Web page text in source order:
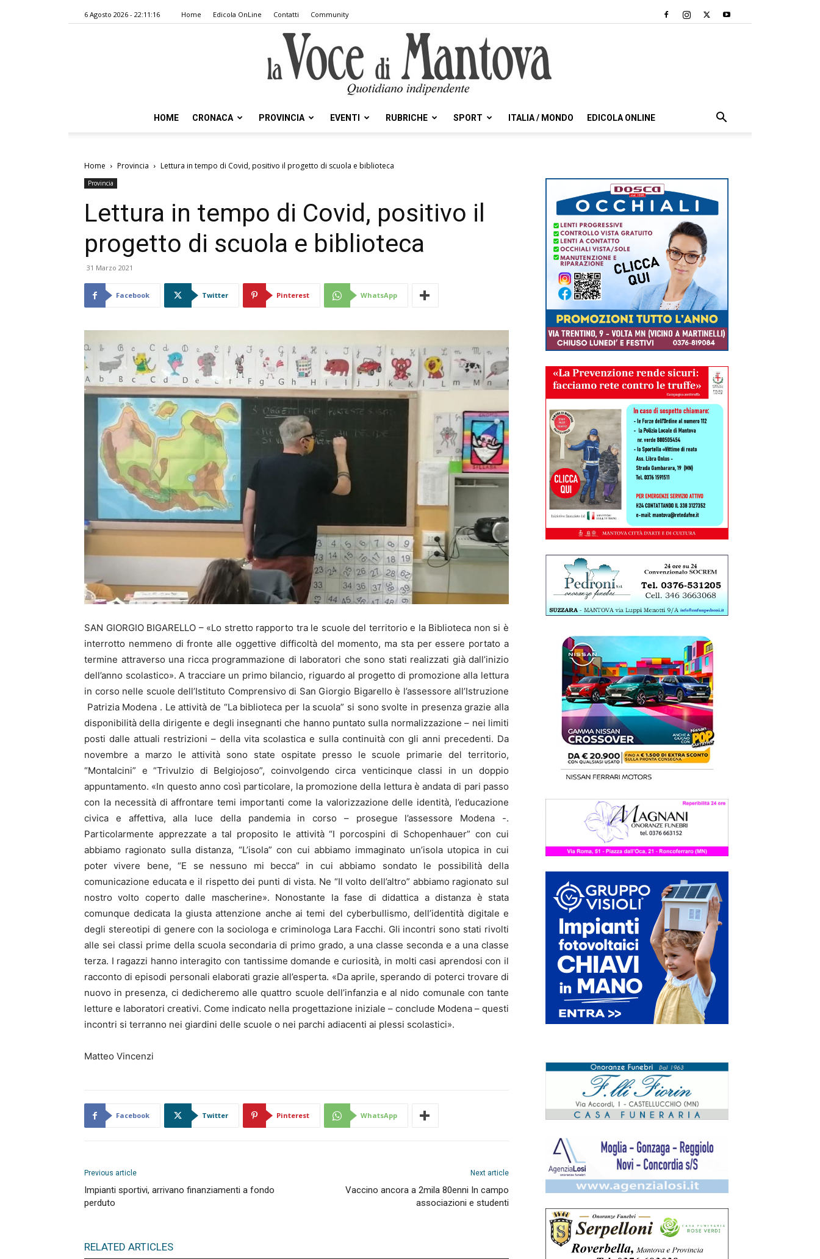
6 Agosto 2026 - 22:11:16 Home Edicola OnLine Contatti Community
Voce
Mantova
HOME CRONACA PROVINCIA EVENTI RUBRICHE SPORT ITALIA / MONDO EDICOLA ONLINE
Home Provincia Lettura in tempo di Covid, positivo il progetto di scuola e biblioteca
Provincia
Lettura in tempo di Covid, positivo il
progetto di scuola e biblioteca
31 Marzo 2021
Facebook Twitter Pinterest WhatsApp
SAN GIORGIO BIGARELLO – «Lo stretto rapporto tra le scuole del territorio e la Biblioteca non si è
interrotto nemmeno di fronte alle oggettive difficoltà del momento, ma sta per essere portato a
termine attraverso una ricca programmazione di laboratori che sono stati realizzati già dall’inizio
dell’anno scolastico». A tracciare un primo bilancio, riguardo al progetto di promozione alla lettura
in corso nelle scuole dell’Istituto Comprensivo di San Giorgio Bigarello è l’assessore all’Istruzione
Patrizia Modena . Le attività de “La biblioteca per la scuola” si sono svolte in presenza grazie alla
disponibilità della dirigente e degli insegnanti che hanno puntato sulla normalizzazione – nei limiti
posti dalle attuali restrizioni – della vita scolastica e sulla continuità con gli anni precedenti. Da
novembre a marzo le attività sono state ospitate presso le scuole primarie del territorio,
“Montalcini” e “Trivulzio di Belgiojoso”, coinvolgendo circa venticinque classi in un doppio
appuntamento. «In questo anno così particolare, la promozione della lettura è andata di pari passo
con la necessità di affrontare temi importanti come la valorizzazione delle identità, l’educazione
civica e affettiva, alla luce della pandemia in corso – prosegue l’assessore Modena -.
Particolarmente apprezzate a tal proposito le attività “I porcospini di Schopenhauer” con cui
abbiamo ragionato sulla distanza, “L’isola” con cui abbiamo immaginato un’isola utopica in cui
poter vivere bene, “E se nessuno mi becca” in cui abbiamo sondato le possibilità della
comunicazione educata e il rispetto dei punti di vista. Ne “Il volto dell’altro” abbiamo ragionato sul
nostro volto coperto dalle mascherine». Nonostante la fase di didattica a distanza è stata
comunque dedicata la giusta attenzione anche ai temi del cyberbullismo, dell’identità digitale e
degli stereotipi di genere con la sociologa e criminologa Lara Facchi. Gli incontri sono stati rivolti
alle sei classi prime della scuola secondaria di primo grado, a una classe seconda e a una classe
terza. I ragazzi hanno interagito con tantissime domande e curiosità, in molti casi aprendosi con il
racconto di episodi personali elaborati grazie all’esperta. «Da aprile, sperando di poterci trovare di
nuovo in presenza, ci dedicheremo alle quattro scuole dell’infanzia e al nido comunale con tante
letture e laboratori creativi. Come indicato nella progettazione iniziale – conclude Modena – questi
incontri si terranno nei giardini delle scuole o nei parchi adiacenti ai plessi scolastici».
Matteo Vincenzi
Facebook Twitter Pinterest WhatsApp
Previous article
Impianti sportivi, arrivano finanziamenti a fondo
perduto
Next article
Vaccino ancora a 2mila 80enni In campo
associazioni e studenti
RELATED ARTICLES